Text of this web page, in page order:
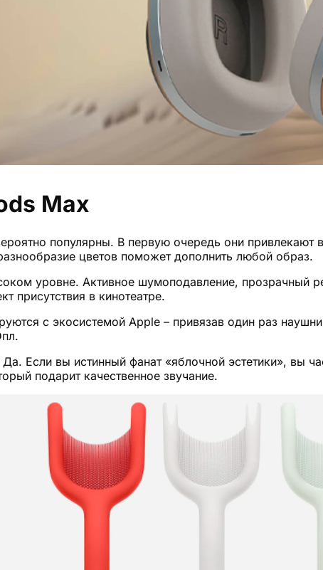
Max
популярны. В первую очередь они
цветов поможет дополнить любой образ.
уровне. Активное шумоподавление,
присутствия в кинотеатре.
с экосистемой Apple – привязав один раз
Да. Если вы истинный фанат «яблочной эстетики»,
подарит качественное звучание.